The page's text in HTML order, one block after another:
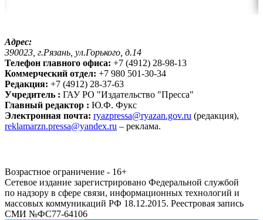
Адрес:
390023, г.Рязань, ул.Горького, д.14
Телефон главного офиса: +7 (4912) 28-98-13
Коммерческий отдел: +7 980 501-30-34
Редакция: +7 (4912) 28-37-63
Учредитель : ГАУ РО "Издательство "Пресса"
Главный редактор : Ю.Ф. Фукс
Электронная почта: ryazpressa@ryazan.gov.ru (редакция),
reklamarzn.pressa@yandex.ru – реклама.
Возрастное ограничение - 16+
Сетевое издание зарегистрировано Федеральной службой
по надзору в сфере связи, информационных технологий и
массовых коммуникаций РФ 18.12.2015. Реестровая запись
СМИ №ФС77-64106